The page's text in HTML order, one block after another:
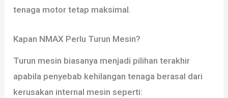
tenaga motor tetap maksimal.
Kapan NMAX Perlu Turun Mesin?
Turun mesin biasanya menjadi pilihan terakhir
apabila penyebab kehilangan tenaga berasal dari
kerusakan internal mesin seperti: